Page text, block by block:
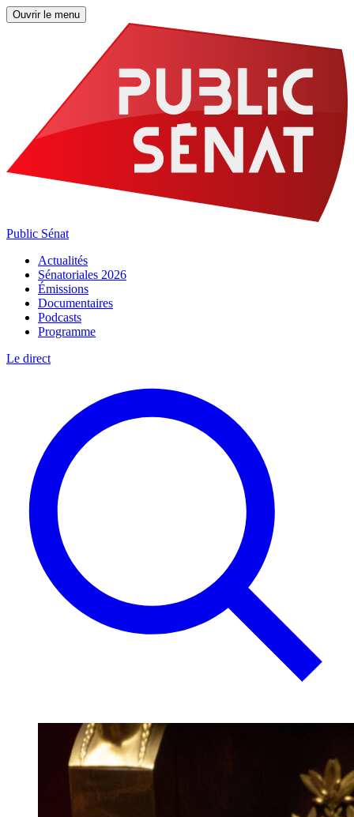
Ouvrir le menu
Public Sénat
Actualités
Sénatoriales 2026
Émissions
Documentaires
Podcasts
Programme
Le direct